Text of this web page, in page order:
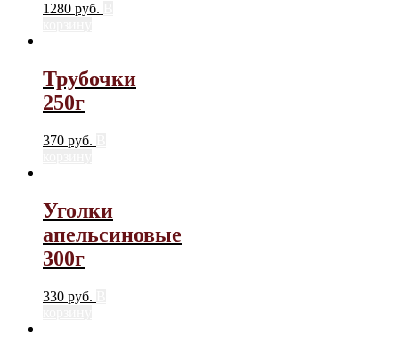
1280 руб.
Трубочки
250г
370 руб.
Уголки
апельсиновые
300г
330 руб.